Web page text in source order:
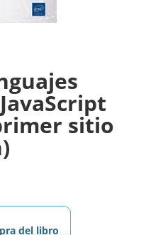
sitio
del libro